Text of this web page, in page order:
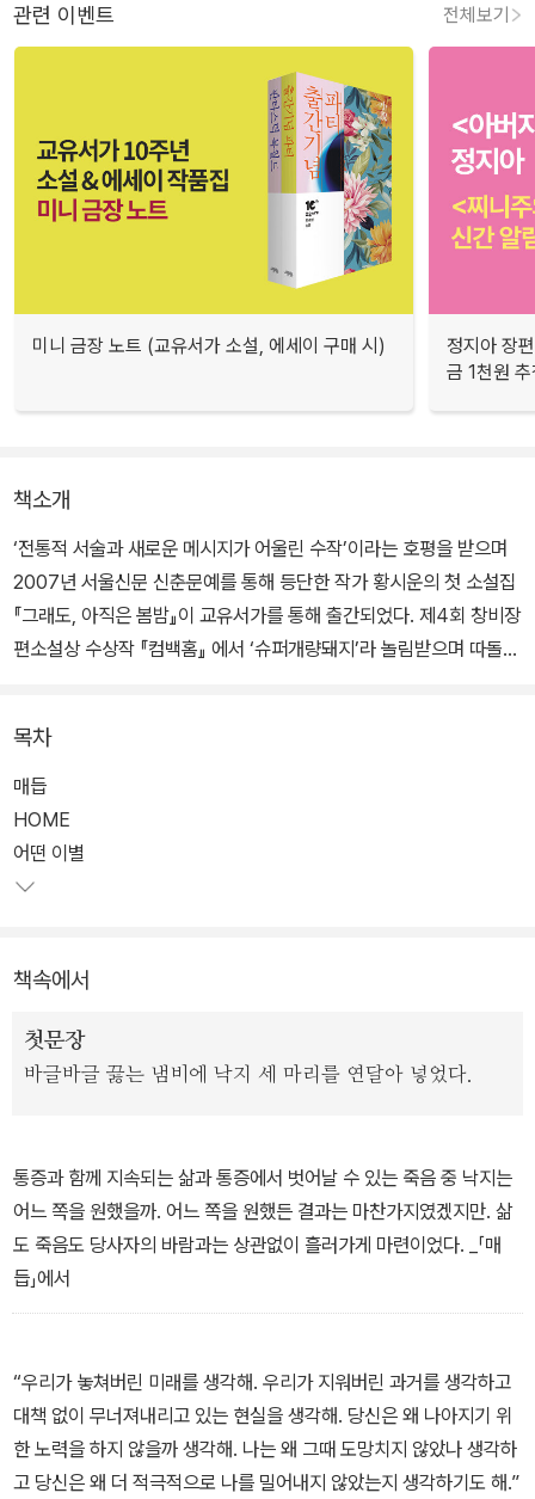
관련 이벤트 전체보기
미니 금장 노트 (교유서가 소설, 에세이 구매 시)
정지아 장
금 1천원
책소개
‘전통적 서술과 새로운 메시지가 어울린 수작’이라는 호평을 받으며
2007년 서울신문 신춘문예를 통해 등단한 작가 황시운의 첫 소설집
『그래도, 아직은 봄밤』이 교유서가를 통해 출간되었다. 제4회 창비장
편소설상 수상작 『컴백홈』 에서 ‘슈퍼개량돼지’라 놀림받으며 따돌림
호망에서 소외된 이들을 위한 메시지를 전달한 작가는, 이번 소설집
에 실린 작품들에서도 “죽어라고 견뎌내는 것 말고 내가 할 수 있는
일은 아무것도 없”는 개인의 아픔에서 출발해 고독사, 학교폭력, 감정
노동, 심신장애 범죄 등 여러 사회문제들도 예리하게 담아낸다.
목차
매듭
HOME
어떤 이별
책속에서
첫문장
바글바글 끓는 냄비에 낙지 세 마리를 연달아 넣었다.
통증과 함께 지속되는 삶과 통증에서 벗어날 수 있는 죽음 중 낙지는
어느 쪽을 원했을까. 어느 쪽을 원했든 결과는 마찬가지였겠지만. 삶
도 죽음도 당사자의 바람과는 상관없이 흘러가게 마련이었다. _「매
듭」에서
“우리가 놓쳐버린 미래를 생각해. 우리가 지워버린 과거를 생각하고
대책 없이 무너져내리고 있는 현실을 생각해. 당신은 왜 나아지기 위
한 노력을 하지 않을까 생각해. 나는 왜 그때 도망치지 않았나 생각하
고 당신은 왜 더 적극적으로 나를 밀어내지 않았는지 생각하기도 해.”